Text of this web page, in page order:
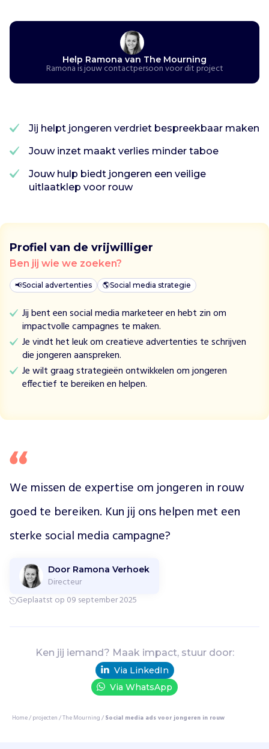
r
o
a
i
h
e
C
r
a
h
C
u
b
o
t
g
e
n
o
t
g
o
p
n
Help Ramona van The Mourning
Ramona is jouw contactpersoon voor dit project
Jij helpt jongeren verdriet bespreekbaar maken
Jouw inzet maakt verlies minder taboe
Jouw hulp biedt jongeren een veilige
uitlaatklep voor rouw
Profiel van de vrijwilliger
Ben jij wie we zoeken?
📢Social advertenties 🌎Social media strategie
Jij bent een social media marketeer en hebt zin om
impactvolle campagnes te maken.
Je vindt het leuk om creatieve advertenties te schrijven
die jongeren aanspreken.
Je wilt graag strategieën ontwikkelen om jongeren
effectief te bereiken en helpen.
We missen de expertise om jongeren in rouw
goed te bereiken. Kun jij ons helpen met een
sterke social media campagne?
Door Ramona Verhoek
Directeur
Geplaatst op 09 september 2025
Ken jij iemand? Maak impact, stuur door:
Via LinkedIn
Via WhatsApp
Home/projecten/The Mourning/Social media ads voor jongeren in rouw